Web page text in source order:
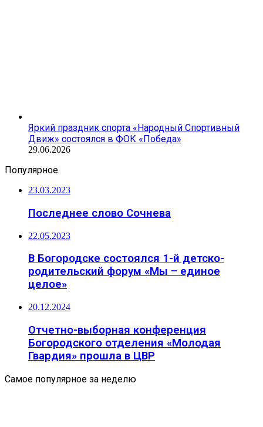
Яркий праздник спорта «Народный Спортивный
Движ» состоялся в ФОК «Победа»
29.06.2026
Популярное
23.03.2023
Последнее слово Сочнева
22.05.2023
В Богородске состоялся 1-й детско-
родительский форум «Мы – единое
целое»
20.12.2024
Отчетно-выборная конференция
Богородского отделения «Молодая
Гвардия» прошла в ЦВР
Самое популярное за неделю